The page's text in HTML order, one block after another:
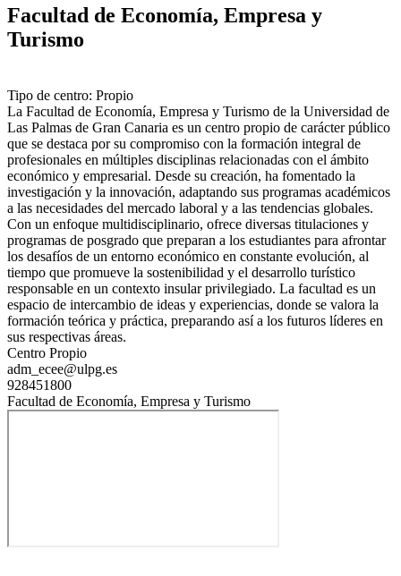
Facultad de Economía, Empresa y
Turismo
Tipo de centro: Propio
La Facultad de Economía, Empresa y Turismo de la Universidad de
Las Palmas de Gran Canaria es un centro propio de carácter público
que se destaca por su compromiso con la formación integral de
profesionales en múltiples disciplinas relacionadas con el ámbito
económico y empresarial. Desde su creación, ha fomentado la
investigación y la innovación, adaptando sus programas académicos
a las necesidades del mercado laboral y a las tendencias globales.
Con un enfoque multidisciplinario, ofrece diversas titulaciones y
programas de posgrado que preparan a los estudiantes para afrontar
los desafíos de un entorno económico en constante evolución, al
tiempo que promueve la sostenibilidad y el desarrollo turístico
responsable en un contexto insular privilegiado. La facultad es un
espacio de intercambio de ideas y experiencias, donde se valora la
formación teórica y práctica, preparando así a los futuros líderes en
sus respectivas áreas.
Centro Propio
adm_ecee@ulpg.es
928451800
Facultad de Economía, Empresa y Turismo